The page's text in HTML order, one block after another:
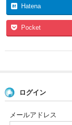
Hatena
Pocket
ログイン
メールアドレス